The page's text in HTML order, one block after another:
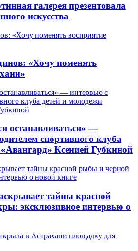
галерея презентовала
искусства
«Хочу поменять
останавливаться» —
спортивного клуба
Ксенией Губкиной
тайны красной
эксклюзивное интервью о